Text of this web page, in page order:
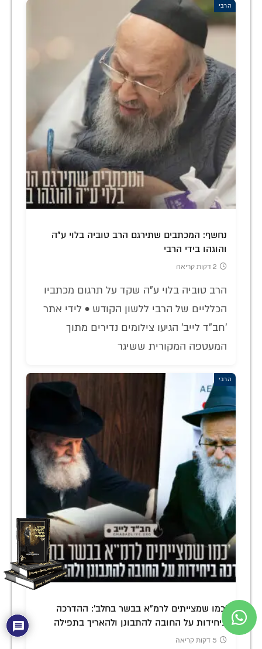
הרבי
נחשף: המכתבים שתירגם הרב טוביה בלוי ע"ה
והוגהו בידי הרבי
2 דקות קריאה
הרב טוביה בלוי ע"ה שקד על תרגום מכתביו
הכלליים של הרבי ללשון הקודש • לידי אתר
'חב"ד לייב' הגיעו צילומים נדירים מתוך
המעטפה המקורית ששיגר
הרבי
'כמו שמצייתים לרמ"א בבשר בחלב': ההדרכה
ביחידות על החובה להתבונן ולהאריך בתפילה
5 דקות קריאה